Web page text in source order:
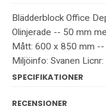
Blädderblock Office
Olinjerade -- 50 mm
Mått: 600 x 850 mm
Miljöinfo: Svanen
SPECIFIKATIONER
RECENSIONER